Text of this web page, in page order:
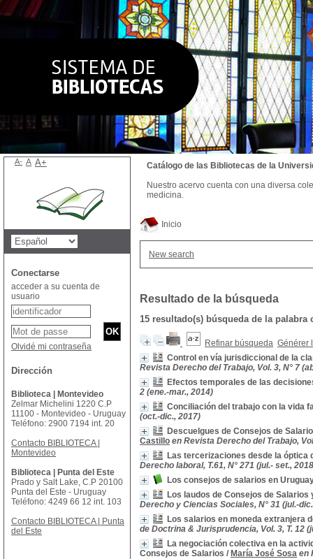
Inicio
New search
Resultado de la búsqueda
15 resultado(s) búsqueda de la palabra
Refinar búsqueda Générer
Control en vía jurisdiccional de la
Revista Derecho del Trabajo, Vol. 3, N° 7
Efectos temporales de las
2 (ene.-mar., 2014)
Conciliación del trabajo con la vida
(oct.-dic., 2017)
Descuelgues de Consejos de
Castillo en Revista Derecho del Trabajo,
Las tercerizaciones desde la óptica
Derecho laboral, T.61, N° 271 (jul.- set.,
Los consejos de salarios en
Los laudos de Consejos de
Derecho y Ciencias Sociales, N° 31 (jul.-
Los salarios en moneda extranjera
de Doctrina & Jurisprudencia, Vol. 3, T. 12
La negociación colectiva en la
Consejos de Salarios / María José Sosa en
Catálogo de las Bibliotecas de la
Nuestro acervo cuenta con una diversa
medicina.
A- A A+
Conectarse
acceder a su cuenta de
usuario
Olvidé mi contraseña
Dirección
Biblioteca | Montevideo
Zelmar Michelini 1220 C.P
11100 - Montevideo - Uruguay
Teléfono: 2900 7194 int. 20
Contacto BIBLIOTECA |
Montevideo
Biblioteca | Punta del Este
Prado y Salt Lake, C.P 20100
Punta del Este - Uruguay
Teléfono: 4249 66 12 int. 103
Contacto BIBLIOTECA | Punta
del Este